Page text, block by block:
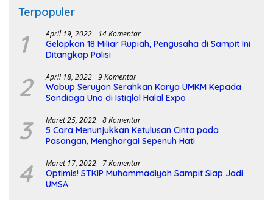
Terpopuler
1 April 19, 2022 14 Komentar
Gelapkan 18 Miliar Rupiah, Pengusaha di Sampit Ini
Ditangkap Polisi
2 April 18, 2022 9 Komentar
Wabup Seruyan Serahkan Karya UMKM Kepada
Sandiaga Uno di Istiqlal Halal Expo
3 Maret 25, 2022 8 Komentar
5 Cara Menunjukkan Ketulusan Cinta pada
Pasangan, Menghargai Sepenuh Hati
4 Maret 17, 2022 7 Komentar
Optimis! STKIP Muhammadiyah Sampit Siap Jadi
UMSA